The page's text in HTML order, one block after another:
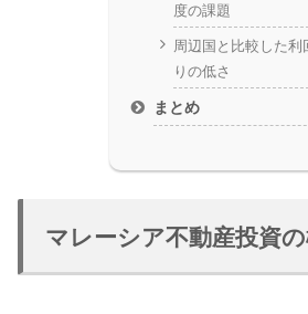
度の課題
周辺国と比較した利
りの低さ
まとめ
マレーシア不動産投資